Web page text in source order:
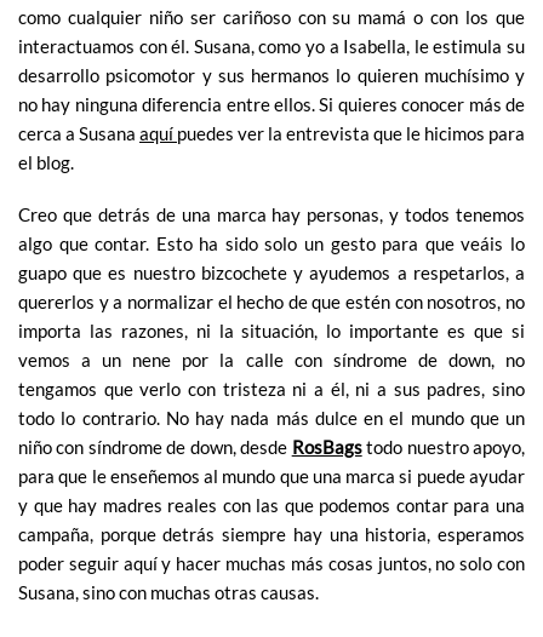
como cualquier niño ser cariñoso con su mamá o con los que
interactuamos con él. Susana, como yo a Isabella, le estimula su
desarrollo psicomotor y sus hermanos lo quieren muchísimo y
no hay ninguna diferencia entre ellos. Si quieres conocer más de
cerca a Susana aquí puedes ver la entrevista que le hicimos para
el blog.
Creo que detrás de una marca hay personas, y todos tenemos
algo que contar. Esto ha sido solo un gesto para que veáis lo
guapo que es nuestro bizcochete y ayudemos a respetarlos, a
quererlos y a normalizar el hecho de que estén con nosotros, no
importa las razones, ni la situación, lo importante es que si
vemos a un nene por la calle con síndrome de down, no
tengamos que verlo con tristeza ni a él, ni a sus padres, sino
todo lo contrario. No hay nada más dulce en el mundo que un
niño con síndrome de down, desde RosBagstodo nuestro apoyo,
para que le enseñemos al mundo que una marca si puede ayudar
y que hay madres reales con las que podemos contar para una
campaña, porque detrás siempre hay una historia, esperamos
poder seguir aquí y hacer muchas más cosas juntos, no solo con
Susana, sino con muchas otras causas.